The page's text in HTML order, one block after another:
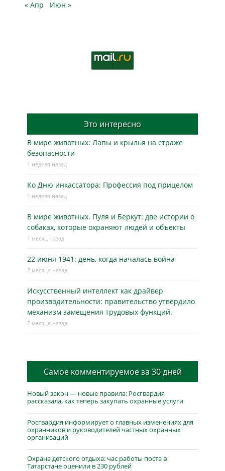
« Апр Июн »
Это интересно
В мире животных: Лапы и крылья на страже
безопасности
1 неделя назад
Ко Дню инкассатора: Профессия под прицелом
1 неделя назад
В мире животных. Пуля и Беркут: две истории о
собаках, которые охраняют людей и объекты
1 месяц назад
22 июня 1941: день, когда началась война
2 месяца назад
Искусственный интеллект как драйвер
производительности: правительство утвердило
механизм замещения трудовых функций.
2 месяца назад
Самое комментируемое за 30 дней
Новый закон — новые правила: Росгвардия
рассказала, как теперь закупать охранные услуги
Росгвардия информирует о главных изменениях для
охранников и руководителей частных охранных
организаций
Охрана детского отдыха: час работы поста в
Татарстане оценили в 230 рублей